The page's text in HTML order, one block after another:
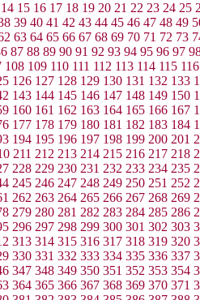
14 15 16 17 18 19 20 21 22 23 24 25
39 40 41 42 43 44 45 46 47 48 49
63 64 65 66 67 68 69 70 71 72 73
87 88 89 90 91 92 93 94 95 96 97
108 109 110 111 112 113 114 115 116
126 127 128 129 130 131 132 133
143 144 145 146 147 148 149 150
160 161 162 163 164 165 166 167
177 178 179 180 181 182 183 184
194 195 196 197 198 199 200 201
211 212 213 214 215 216 217 218
228 229 230 231 232 233 234 235
245 246 247 248 249 250 251 252
262 263 264 265 266 267 268 269
279 280 281 282 283 284 285 286
296 297 298 299 300 301 302 303
313 314 315 316 317 318 319 320
330 331 332 333 334 335 336 337
347 348 349 350 351 352 353 354
364 365 366 367 368 369 370 371